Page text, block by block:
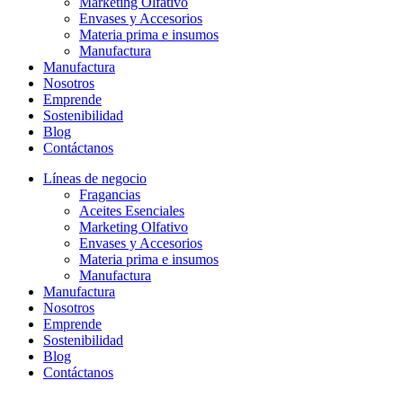
Envases y Accesorios
Materia prima e insumos
Manufactura
Manufactura
Nosotros
Emprende
Sostenibilidad
Blog
Contáctanos
Líneas de negocio
Fragancias
Aceites Esenciales
Marketing Olfativo
Envases y Accesorios
Materia prima e insumos
Manufactura
Manufactura
Nosotros
Emprende
Sostenibilidad
Blog
Contáctanos